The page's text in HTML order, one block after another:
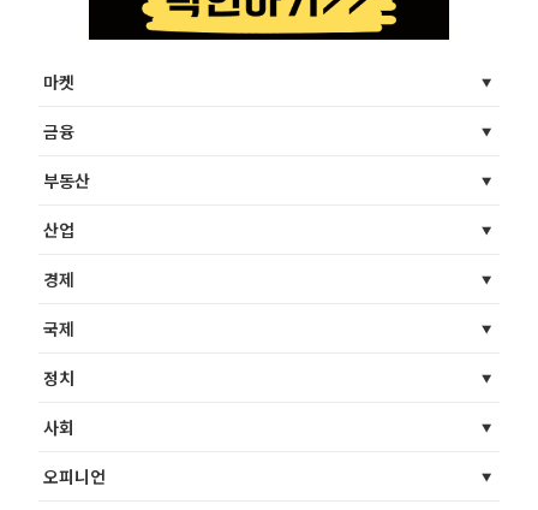
마켓
금융
부동산
산업
경제
국제
정치
사회
오피니언